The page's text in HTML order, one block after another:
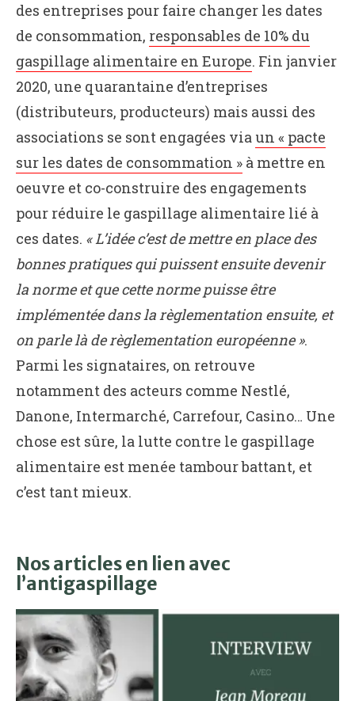
des entreprises pour faire changer les dates
de consommation, responsables de 10% du
gaspillage alimentaire en Europe. Fin janvier
2020, une quarantaine d’entreprises
(distributeurs, producteurs) mais aussi des
associations se sont engagées via un « pacte
sur les dates de consommation » à mettre en
oeuvre et co-construire des engagements
pour réduire le gaspillage alimentaire lié à
ces dates. « L’idée c’est de mettre en place des
bonnes pratiques qui puissent ensuite devenir
la norme et que cette norme puisse être
implémentée dans la règlementation ensuite, et
on parle là de règlementation européenne ».
Parmi les signataires, on retrouve
notamment des acteurs comme Nestlé,
Danone, Intermarché, Carrefour, Casino… Une
chose est sûre, la lutte contre le gaspillage
alimentaire est menée tambour battant, et
c’est tant mieux.
Nos articles en lien avec
l’antigaspillage